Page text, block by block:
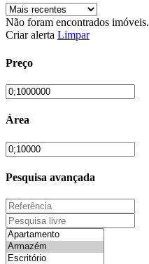
Não foram encontrados imóveis.
Criar alerta Limpar
Preço
Área
Pesquisa avançada